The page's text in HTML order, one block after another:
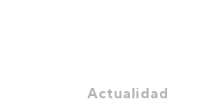
Actualidad